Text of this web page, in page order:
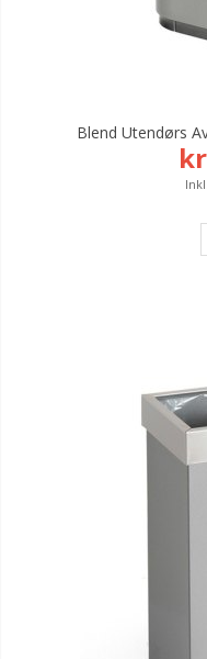
Blend Utendørs